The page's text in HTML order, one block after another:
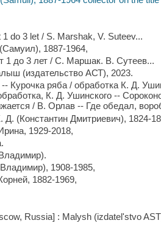
do 3 let / S. Marshak, V. Suteev...
1887-1964,
до 3 лет / С. Маршак. В. Сутеев...
(издательство АСТ), 2023.
Курочка ряба / обработка К. Д.
К. Д. Ушинского --
/ В. Орлав -- Где обедал,
Д. (Константин Дмитриевич), 1824-
1929-2018,
1908-1985,
1882-1969,
Russia] : Malysh (izdatelʹstvo